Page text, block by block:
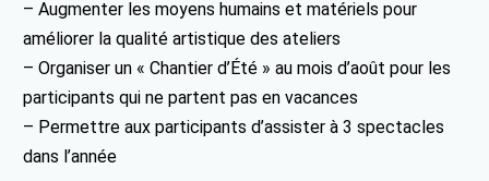
– Augmenter les moyens humains et matériels pour
améliorer la qualité artistique des ateliers
– Organiser un « Chantier d’Été » au mois d’août pour les
participants qui ne partent pas en vacances
– Permettre aux participants d’assister à 3 spectacles
dans l’année